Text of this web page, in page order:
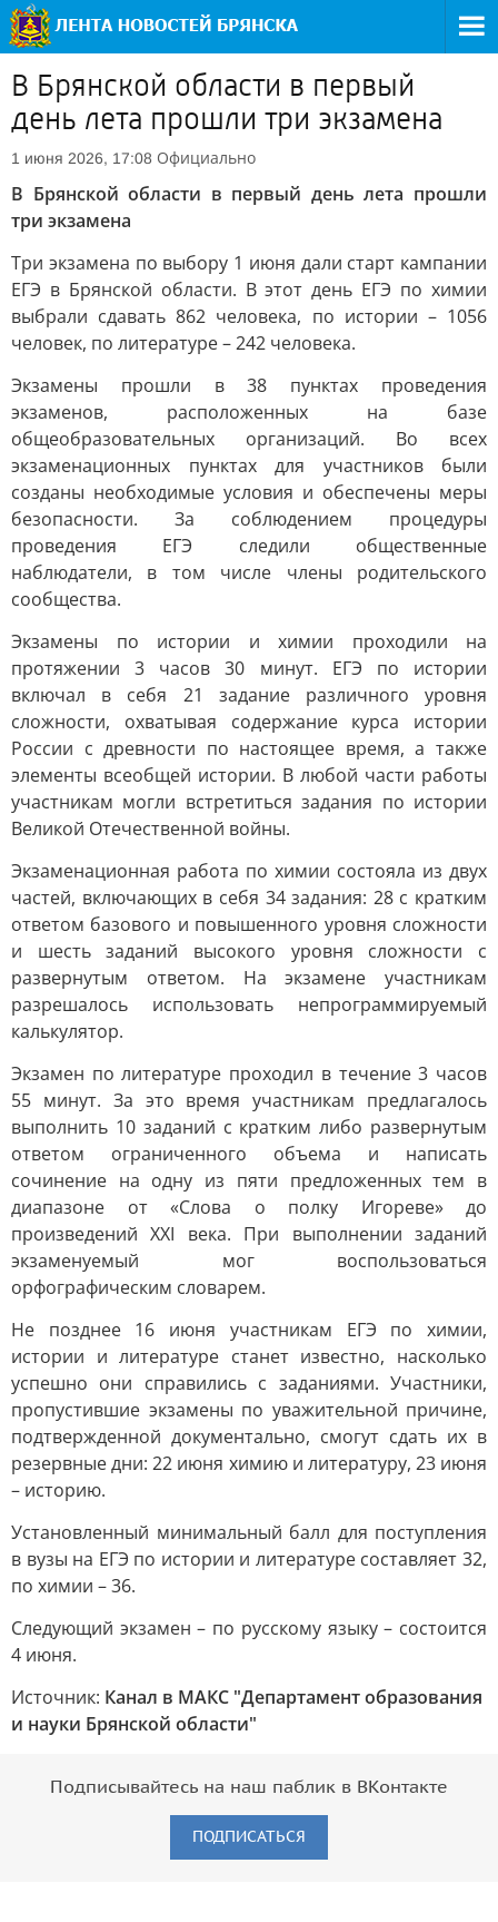
В Брянской области в первый
день лета прошли три экзамена
1 июня 2026, 17:08 Официально
В Брянской области в первый день лета прошли
три экзамена
Три экзамена по выбору 1 июня дали старт кампании
ЕГЭ в Брянской области. В этот день ЕГЭ по химии
выбрали сдавать 862 человека, по истории – 1056
человек, по литературе – 242 человека.
Экзамены прошли в 38 пунктах проведения
экзаменов, расположенных на базе
общеобразовательных организаций. Во всех
экзаменационных пунктах для участников были
созданы необходимые условия и обеспечены меры
безопасности. За соблюдением процедуры
проведения ЕГЭ следили общественные
наблюдатели, в том числе члены родительского
сообщества.
Экзамены по истории и химии проходили на
протяжении 3 часов 30 минут. ЕГЭ по истории
включал в себя 21 задание различного уровня
сложности, охватывая содержание курса истории
России с древности по настоящее время, а также
элементы всеобщей истории. В любой части работы
участникам могли встретиться задания по истории
Великой Отечественной войны.
Экзаменационная работа по химии состояла из двух
частей, включающих в себя 34 задания: 28 с кратким
ответом базового и повышенного уровня сложности
и шесть заданий высокого уровня сложности с
развернутым ответом. На экзамене участникам
разрешалось использовать непрограммируемый
калькулятор.
Экзамен по литературе проходил в течение 3 часов
55 минут. За это время участникам предлагалось
выполнить 10 заданий с кратким либо развернутым
ответом ограниченного объема и написать
сочинение на одну из пяти предложенных тем в
диапазоне от «Слова о полку Игореве» до
произведений XXI века. При выполнении заданий
экзаменуемый мог воспользоваться
орфографическим словарем.
Не позднее 16 июня участникам ЕГЭ по химии,
истории и литературе станет известно, насколько
успешно они справились с заданиями. Участники,
пропустившие экзамены по уважительной причине,
подтвержденной документально, смогут сдать их в
резервные дни: 22 июня химию и литературу, 23 июня
– историю.
Установленный минимальный балл для поступления
в вузы на ЕГЭ по истории и литературе составляет 32,
по химии – 36.
Следующий экзамен – по русскому языку – состоится
4 июня.
Источник: Канал в МАКС "Департамент образования
и науки Брянской области"
Подписывайтесь на наш паблик в ВКонтакте
ПОДПИСАТЬСЯ